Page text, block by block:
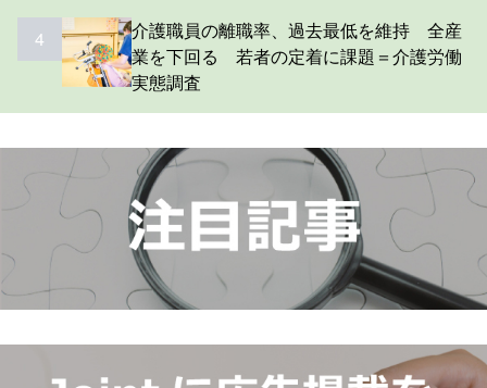
4
介護職員の離職率、過去最低を維持 全産
業を下回る 若者の定着に課題＝介護労働
実態調査